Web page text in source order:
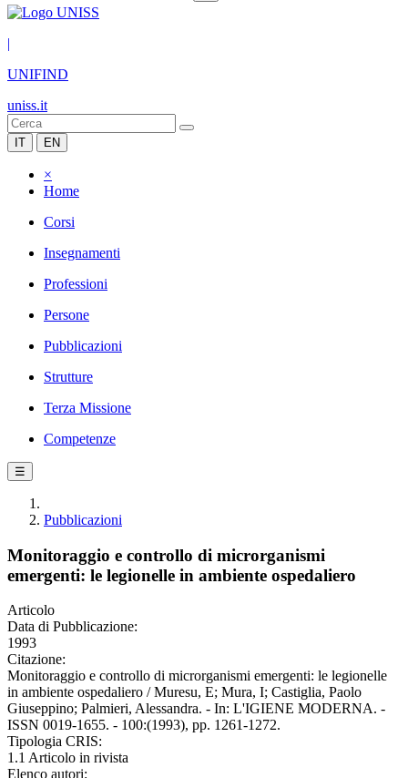
|
UNIFIND
uniss.it
IT EN
×
Home
Corsi
Insegnamenti
Professioni
Persone
Pubblicazioni
Strutture
Terza Missione
Competenze
☰
Pubblicazioni
Monitoraggio e controllo di microrganismi
emergenti: le legionelle in ambiente ospedaliero
Articolo
Data di Pubblicazione:
1993
Citazione:
Monitoraggio e controllo di microrganismi emergenti: le legionelle
in ambiente ospedaliero / Muresu, E; Mura, I; Castiglia, Paolo
Giuseppino; Palmieri, Alessandra. - In: L'IGIENE MODERNA. -
ISSN 0019-1655. - 100:(1993), pp. 1261-1272.
Tipologia CRIS:
1.1 Articolo in rivista
Elenco autori: